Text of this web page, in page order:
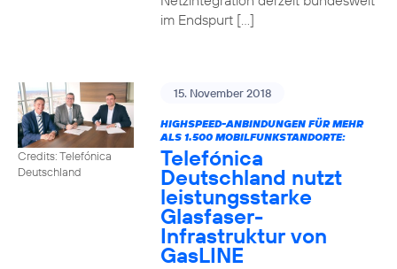
im Endspurt […]
Credits: Telefónica
Deutschland
15. November 2018
HIGHSPEED-ANBINDUNGEN FÜR MEHR
ALS 1.500 MOBILFUNKSTANDORTE:
Telefónica
Deutschland nutzt
leistungsstarke
Glasfaser-
Infrastruktur von
GasLINE